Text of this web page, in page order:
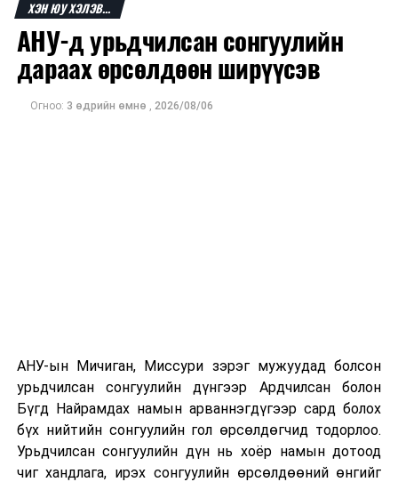
уулзалт хийхээс гадна чуулга уулзалтад оролцож буй
олон улсын бизнесийн төлөөлөгчидтэй уулзахаар
төлөвлөж байна.
Швейцарын төрийн бус байгууллага болох Дэлхийн
эдийн засгийн форумын санаачилгаар “Шинэ
ХЭН ЮУ ХЭЛЭВ...
АНУ-д урьдчилсан сонгуулийн
дараах өрсөлдөөн ширүүсэв
Огноо: 3 өдрийн өмнө , 2026/08/06
АНУ-ын Мичиган, Миссури зэрэг мужуудад болсон
урьдчилсан сонгуулийн дүнгээр Ардчилсан болон
Бүгд Найрамдах намын арваннэгдүгээр сард болох
бүх нийтийн сонгуулийн гол өрсөлдөгчид тодорлоо.
Урьдчилсан сонгуулийн дүн нь хоёр намын дотоод
чиг хандлага, ирэх сонгуулийн өрсөлдөөний өнгийг